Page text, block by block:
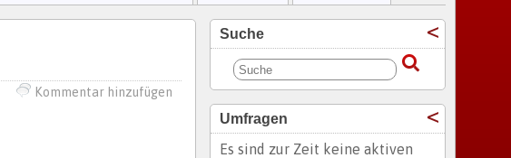
Kommentar hinzufügen
Suche
Umfragen
Es sind zur Zeit keine aktiven